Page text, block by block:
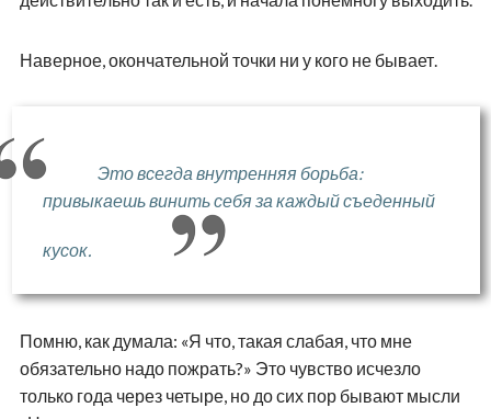
Наверное, окончательной точки ни у кого не бывает.
Это всегда внутренняя борьба:
привыкаешь винить себя за каждый съеденный
кусок.
Помню, как думала: «Я что, такая слабая, что мне
обязательно надо пожрать?» Это чувство исчезло
только года через четыре, но до сих пор бывают мысли